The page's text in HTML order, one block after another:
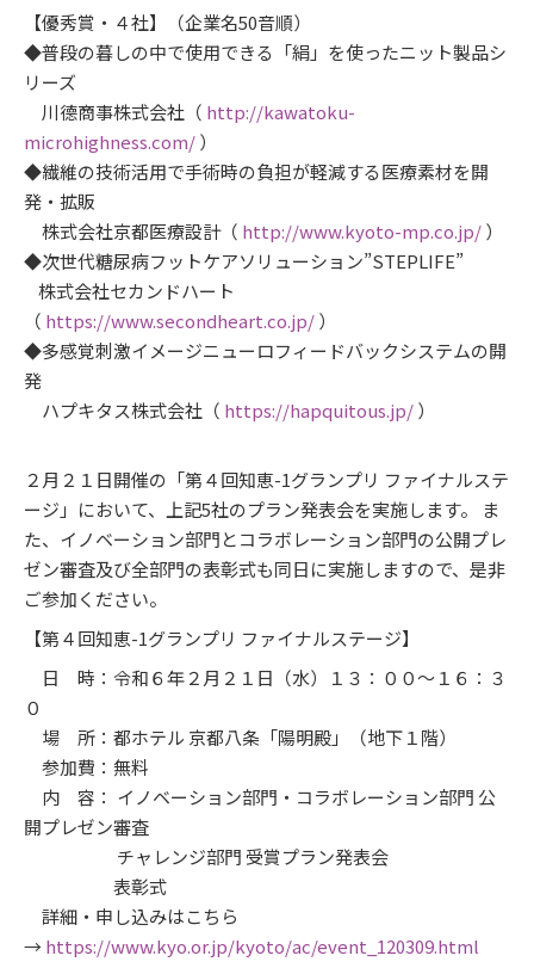
【優秀賞・４社】（企業名50音順）
◆普段の暮しの中で使用できる「絹」を使ったニット製品シ
リーズ
川德商事株式会社（ http://kawatoku-
microhighness.com/）
◆繊維の技術活用で手術時の負担が軽減する医療素材を開
発・拡販
株式会社京都医療設計（ http://www.kyoto-mp.co.jp/）
◆次世代糖尿病フットケアソリューション”STEPLIFE”
株式会社セカンドハート
（ https://www.secondheart.co.jp/）
◆多感覚刺激イメージニューロフィードバックシステムの開
発
ハプキタス株式会社（ https://hapquitous.jp/）
２月２１日開催の「第４回知恵-1グランプリ ファイナルステ
ージ」において、上記5社のプラン発表会を実施します。 ま
た、イノベーション部門とコラボレーション部門の公開プレ
ゼン審査及び全部門の表彰式も同日に実施しますので、是非
ご参加ください。
【第４回知恵-1グランプリ ファイナルステージ】
日 時：令和６年２月２１日（水）１３：００～１６：３
０
場 所：都ホテル 京都八条「陽明殿」（地下１階）
参加費：無料
内 容： イノベーション部門・コラボレーション部門 公
開プレゼン審査
チャレンジ部門 受賞プラン発表会
表彰式
詳細・申し込みはこちら
→https://www.kyo.or.jp/kyoto/ac/event_120309.html